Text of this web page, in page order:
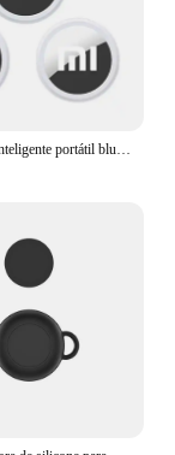
these GPS
also an
Embrace
GPS
3 pçs xiaomi inteligente portátil bluetooth rastreador chave localizador dispositivo compacto para chaves carteira animais de estimação itens de rastreamento de bagagem